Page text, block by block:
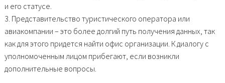
и его статусе.
3. Представительство туристического оператора или
авиакомпании – это более долгий путь получения данных, так
как для этого придется найти офис организации. К диалогу с
уполномоченным лицом прибегают, если возникли
дополнительные вопросы.